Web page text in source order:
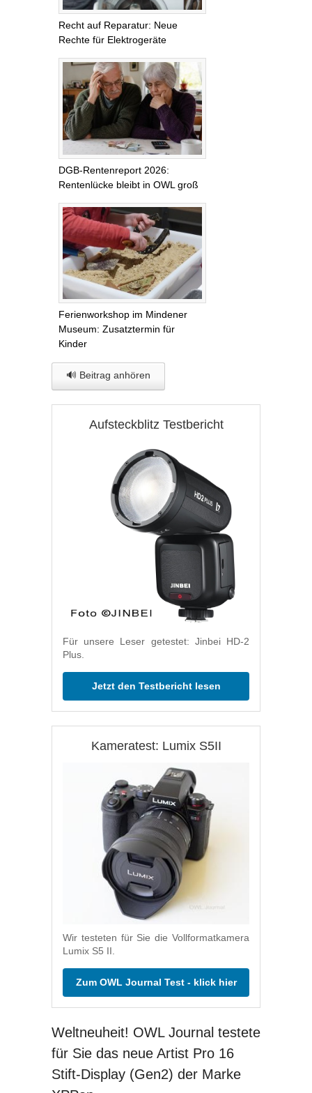
Recht auf Reparatur: Neue
Rechte für Elektrogeräte
DGB-Rentenreport 2026:
Rentenlücke bleibt in OWL groß
Ferienworkshop im Mindener
Museum: Zusatztermin für
Kinder
🔊 Beitrag anhören
Aufsteckblitz Testbericht
Für unsere Leser getestet: Jinbei HD-2
Plus.
Jetzt den Testbericht lesen
Kameratest: Lumix S5II
Wir testeten für Sie die Vollformatkamera
Lumix S5 II.
Zum OWL Journal Test - klick hier
Weltneuheit! OWL Journal testete
für Sie das neue Artist Pro 16
Stift-Display (Gen2) der Marke